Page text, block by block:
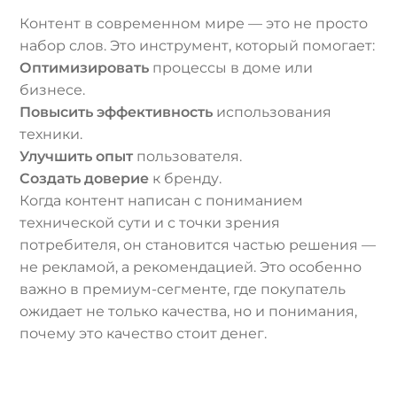
Контент в современном мире — это не просто
набор слов. Это инструмент, который помогает:
Оптимизировать процессы в доме или
бизнесе.
Повысить эффективность использования
техники.
Улучшить опыт пользователя.
Создать доверие к бренду.
Когда контент написан с пониманием
технической сути и с точки зрения
потребителя, он становится частью решения —
не рекламой, а рекомендацией. Это особенно
важно в премиум-сегменте, где покупатель
ожидает не только качества, но и понимания,
почему это качество стоит денег.